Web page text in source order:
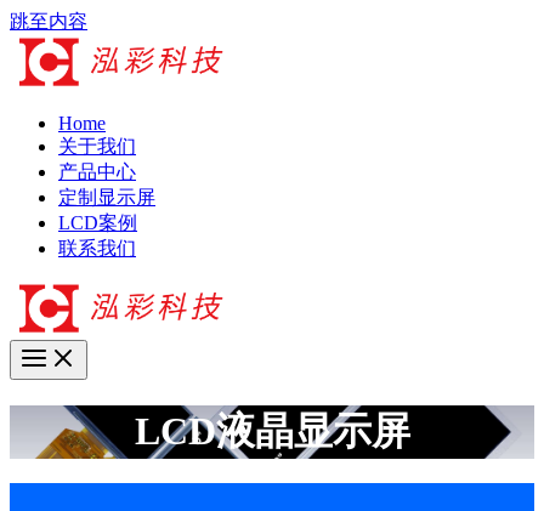
跳至内容
Home
关于我们
产品中心
定制显示屏
LCD案例
联系我们
LCD液晶显示屏